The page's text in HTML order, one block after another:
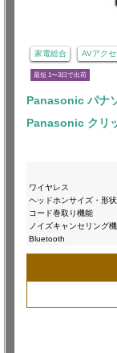
家電総合 AVアク
最短 1〜3日で出荷
Panasonic パナ
Panasonic クリ
ワイヤレス
ヘッドホンサイズ・形状
コード巻取り機能
ノイズキャンセリング
Bluetooth